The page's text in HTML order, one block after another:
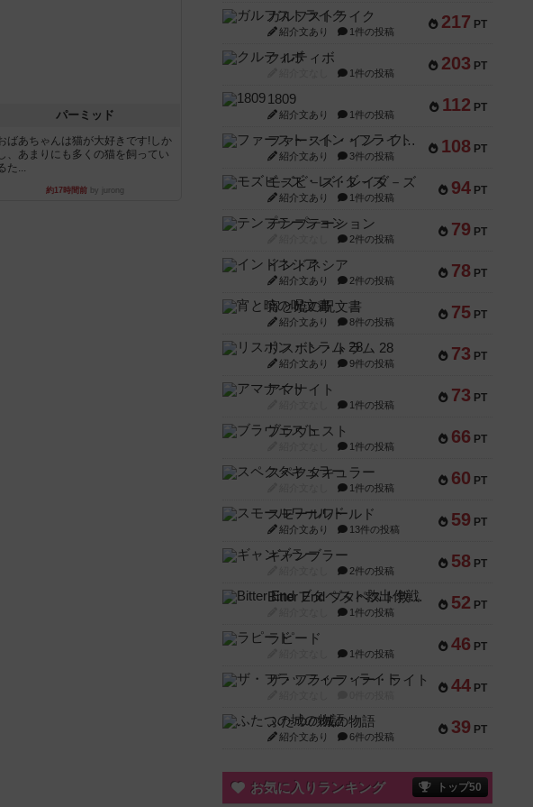
パーミッド
ばあちゃんは猫が大好きです!しか
し、あまりにも多くの猫を飼ってい
た...
約17時間前by jurong
217 PT
ガルフストライク
紹介文あり 1件の投稿
203 PT
クルティボ
1件の投稿
112 PT
1809
紹介文あり 1件の投稿
108 PT
ファースト・イン・フライト
紹介文あり 3件の投稿
94 PT
モズビ－ズ・レイダ－ズ
紹介文あり 1件の投稿
79 PT
テンプテーション
2件の投稿
78 PT
インドネシア
紹介文あり 2件の投稿
75 PT
宵と暁の呪文書
紹介文あり 8件の投稿
73 PT
リスボン・トラム 28
紹介文あり 9件の投稿
73 PT
アマナイト
1件の投稿
66 PT
ブラヴェスト
1件の投稿
60 PT
スペクタキュラー
1件の投稿
59 PT
スモールワールド
紹介文あり 13件の投稿
58 PT
ギャンブラー
2件の投稿
52 PT
Bitter End ブタペスト救出作戦
1件の投稿
46 PT
ラピード
1件の投稿
44 PT
ザ・フラッフィー・ライト
39 PT
ふたつの城の物語
紹介文あり 6件の投稿
お気に入りランキング トップ50